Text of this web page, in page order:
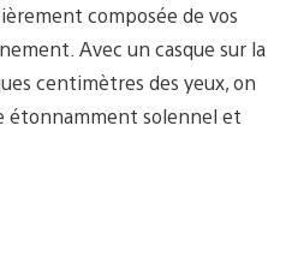
composée de vos
Avec un casque sur la
centimètres des yeux, on
étonnamment solennel et